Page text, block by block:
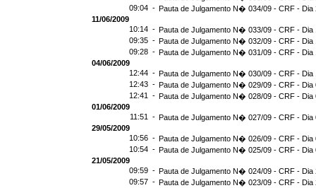
09:04 - Pauta de Julgamento N� 034/09 - CRF - Dia
11/06/2009
10:14 - Pauta de Julgamento N� 033/09 - CRF - Dia
09:35 - Pauta de Julgamento N� 032/09 - CRF - Dia
09:28 - Pauta de Julgamento N� 031/09 - CRF - Dia
04/06/2009
12:44 - Pauta de Julgamento N� 030/09 - CRF - Dia
12:43 - Pauta de Julgamento N� 029/09 - CRF - Dia
12:41 - Pauta de Julgamento N� 028/09 - CRF - Dia
01/06/2009
11:51 - Pauta de Julgamento N� 027/09 - CRF - Dia
29/05/2009
10:56 - Pauta de Julgamento N� 026/09 - CRF - Dia
10:54 - Pauta de Julgamento N� 025/09 - CRF - Dia
21/05/2009
09:59 - Pauta de Julgamento N� 024/09 - CRF - Dia
09:57 - Pauta de Julgamento N� 023/09 - CRF - Dia